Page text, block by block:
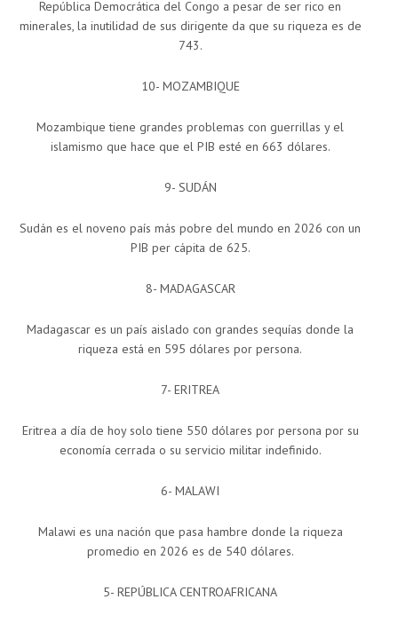
República Democrática del Congo a pesar de ser rico en
minerales, la inutilidad de sus dirigente da que su riqueza es de
743.
10- MOZAMBIQUE
Mozambique tiene grandes problemas con guerrillas y el
islamismo que hace que el PIB esté en 663 dólares.
9- SUDÁN
Sudán es el noveno país más pobre del mundo en 2026 con un
PIB per cápita de 625.
8- MADAGASCAR
Madagascar es un país aislado con grandes sequías donde la
riqueza está en 595 dólares por persona.
7- ERITREA
Eritrea a día de hoy solo tiene 550 dólares por persona por su
economía cerrada o su servicio militar indefinido.
6- MALAWI
Malawi es una nación que pasa hambre donde la riqueza
promedio en 2026 es de 540 dólares.
5- REPÚBLICA CENTROAFRICANA